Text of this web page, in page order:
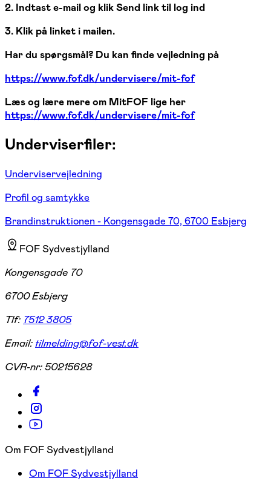
2. Indtast e-mail og klik Send link til log ind
3. Klik på linket i mailen.
Har du spørgsmål? Du kan finde vejledning på
https://www.fof.dk/undervisere/mit-fof
Læs og lære mere om MitFOF lige her
https://www.fof.dk/undervisere/mit-fof
Underviserfiler:
Underviservejledning
Profil og samtykke
Brandinstruktionen - Kongensgade 70, 6700 Esbjerg
FOF Sydvestjylland
Kongensgade 70
6700 Esbjerg
Tlf: 7512 3805
Email:tilmelding@fof-vest.dk
CVR-nr:50215628
Om FOF Sydvestjylland
Om FOF Sydvestjylland